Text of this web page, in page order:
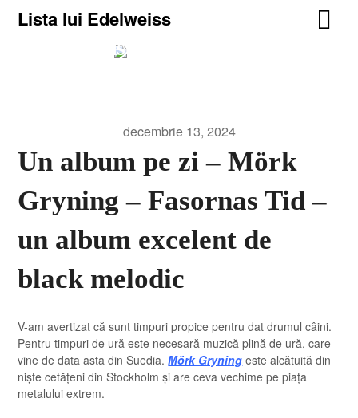
Lista lui Edelweiss
Lista lui Edelweiss
decembrie 13, 2024
Un album pe zi – Mörk
Gryning – Fasornas Tid –
un album excelent de
black melodic
V-am avertizat că sunt timpuri propice pentru dat drumul câini.
Pentru timpuri de ură este necesară muzică plină de ură, care
vine de data asta din Suedia.Mörk Gryning este alcătuită din
niște cetățeni din Stockholm și are ceva vechime pe piața
metalului extrem.